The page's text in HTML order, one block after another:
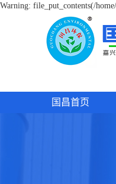
Warning: file_put_contents(/
国昌首页